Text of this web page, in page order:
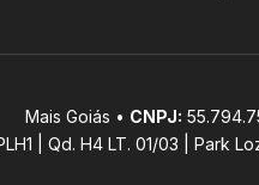
Mais Goiás • CNPJ:
| Qd. H4 LT. 01/03 | Park